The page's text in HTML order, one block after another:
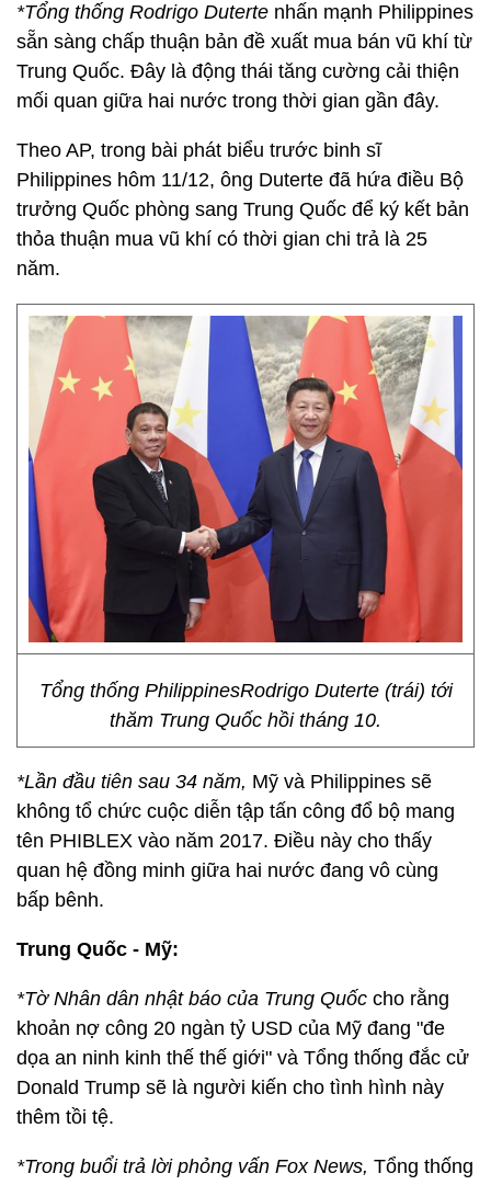
*Tổng thống Rodrigo Duterte nhấn mạnh Philippines
sẵn sàng chấp thuận bản đề xuất mua bán vũ khí từ
Trung Quốc. Đây là động thái tăng cường cải thiện
mối quan giữa hai nước trong thời gian gần đây.
Theo AP, trong bài phát biểu trước binh sĩ
Philippines hôm 11/12, ông Duterte đã hứa điều Bộ
trưởng Quốc phòng sang Trung Quốc để ký kết bản
thỏa thuận mua vũ khí có thời gian chi trả là 25
năm.
Tổng thống PhilippinesRodrigo Duterte (trái) tới
thăm Trung Quốc hồi tháng 10.
*Lần đầu tiên sau 34 năm, Mỹ và Philippines sẽ
không tổ chức cuộc diễn tập tấn công đổ bộ mang
tên PHIBLEX vào năm 2017. Điều này cho thấy
quan hệ đồng minh giữa hai nước đang vô cùng
bấp bênh.
Trung Quốc - Mỹ:
*Tờ Nhân dân nhật báo của Trung Quốc cho rằng
khoản nợ công 20 ngàn tỷ USD của Mỹ đang "đe
dọa an ninh kinh thế thế giới" và Tổng thống đắc cử
Donald Trump sẽ là người kiến cho tình hình này
thêm tồi tệ.
*Trong buổi trả lời phỏng vấn Fox News, Tổng thống